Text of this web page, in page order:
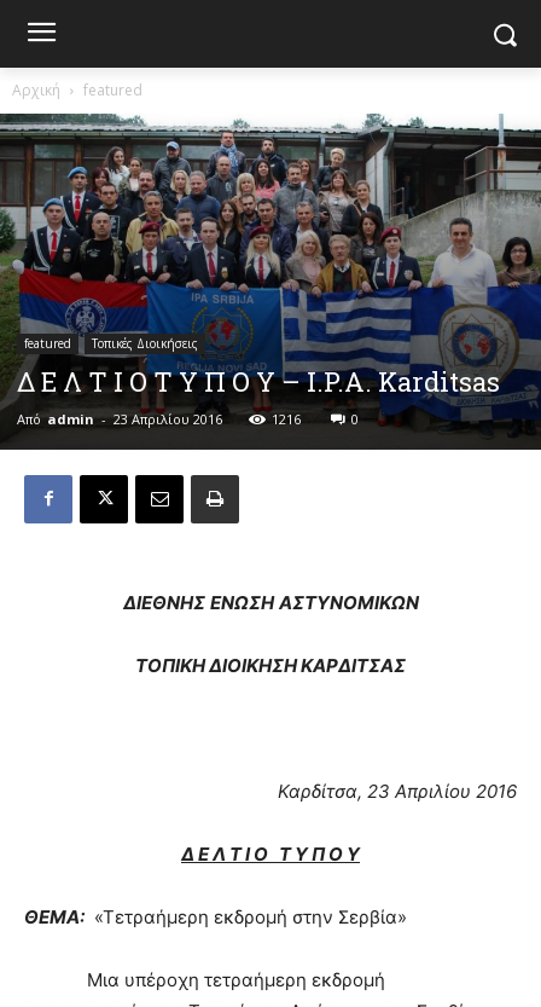
Αρχική featured
featured Τοπικές Διοικήσεις
Δ Ε Λ Τ Ι Ο Τ Υ Π Ο Υ – I.P.A. Karditsas
Από admin - 23 Απριλίου 2016 1216 0
ΔΙΕΘΝΗΣ ΕΝΩΣΗ ΑΣΤΥΝΟΜΙΚΩΝ
ΤΟΠΙΚΗ ΔΙΟΙΚΗΣΗ ΚΑΡΔΙΤΣΑΣ
Καρδίτσα, 23 Απριλίου 2016
Δ Ε Λ Τ Ι Ο Τ Υ Π Ο Υ
ΘΕΜΑ: «Τετραήμερη εκδρομή στην Σερβία»
Μια υπέροχη τετραήμερη εκδρομή